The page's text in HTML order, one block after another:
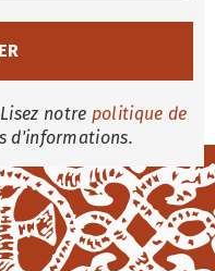
notre politique de
d'informations.